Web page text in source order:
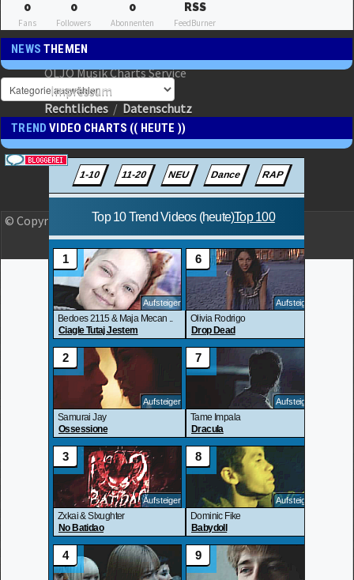
0
Fans
0
Followers
0
Abonnenten
RSS
FeedBurner
NEWSTHEMEN
TRENDVIDEO CHARTS (( HEUTE ))
OLJO Musik Charts Service
Impressum
Rechtliches / Datenschutz
© Copyright 2023 OLJO